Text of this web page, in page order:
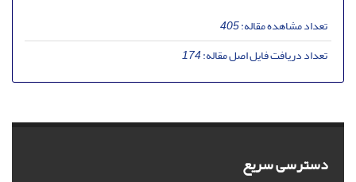
تعداد مشاهده مقاله:405
تعداد دریافت فایل اصل مقاله:174
دسترسی سریع